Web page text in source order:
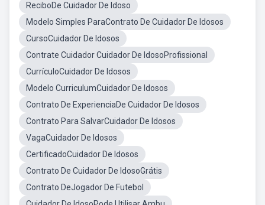
ReciboDe Cuidador De Idoso
Modelo Simples ParaContrato De Cuidador De Idosos
CursoCuidador De Idosos
Contrate Cuidador Cuidador De IdosoProfissional
CurrículoCuidador De Idosos
Modelo CurriculumCuidador De Idosos
Contrato De ExperienciaDe Cuidador De Idosos
Contrato Para SalvarCuidador De Idosos
VagaCuidador De Idosos
CertificadoCuidador De Idosos
Contrato De Cuidador De IdosoGrátis
Contrato DeJogador De Futebol